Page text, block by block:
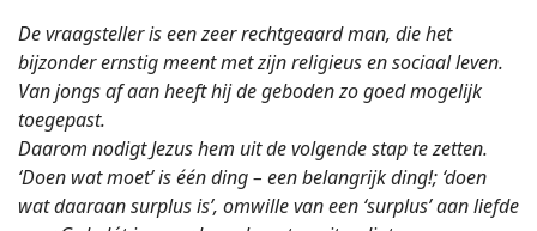
De vraagsteller is een zeer rechtgeaard man, die het
bijzonder ernstig meent met zijn religieus en sociaal leven.
Van jongs af aan heeft hij de geboden zo goed mogelijk
toegepast.
Daarom nodigt Jezus hem uit de volgende stap te zetten.
‘Doen wat moet’ is één ding – een belangrijk ding!; ‘doen
wat daaraan surplus is’, omwille van een ‘surplus’ aan liefde